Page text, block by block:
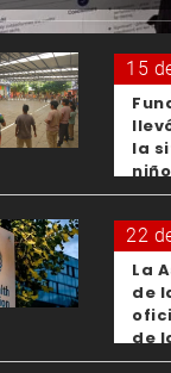
15
la
22
La
de
de
OMS